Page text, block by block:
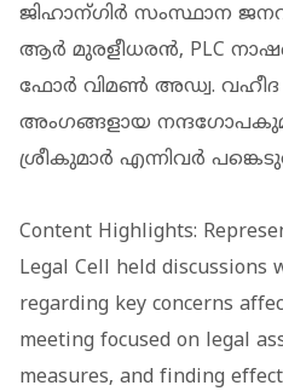
ജിഹാന്ഗിർ സംസ്ഥാന
ആർ മുരളീധരൻ, PLC
ഫോർ വിമൺ അഡ്വ. വഹീദ
അംഗങ്ങളായ
ശ്രീകുമാർ എന്നിവർ
Content Highlights:
Legal Cell held
regarding key concerns
meeting focused on legal
measures, and finding